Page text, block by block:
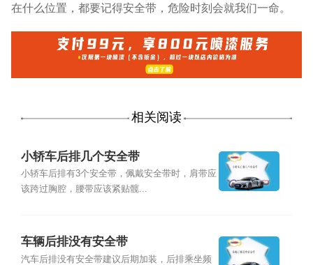
在什么位置，都要记得安全带，危险时刻会就我们一命。
相关阅读
小轿车后排几个安全带
小轿车后排有3个安全带，佩戴安全带时，肩带应
该跨过胸腔，腰带应该紧贴髋...
车辆后排没有安全带
汽车后排没有安全带建议后期加装，后排乘坐频